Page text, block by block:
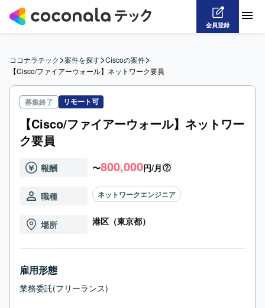
会員登録
ココナラテック>案件を探す>Ciscoの案件>
【Cisco/ファイアーウォール】ネットワーク要員
募集終了 リモート可
【Cisco/ファイアーウォール】ネットワー
ク要員
報酬 〜800,000円/月
職種 ネットワークエンジニア
場所 港区（東京都）
雇用形態
業務委託(フリーランス)